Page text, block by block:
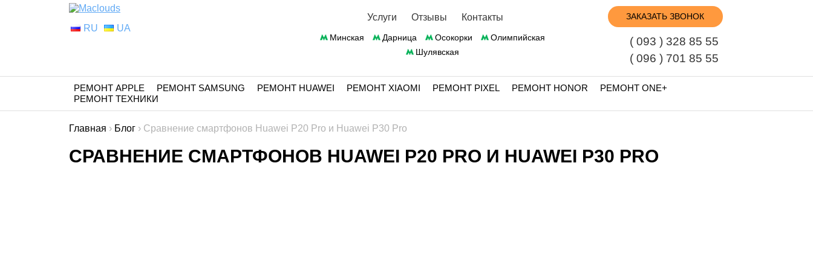
RU UA
Услуги Отзывы Контакты
Минская Дарница Осокорки
Олимпийская
Шулявская
ЗАКАЗАТЬ ЗВОНОК
( 093 ) 328 85 55
( 096 ) 701 85 55
РЕМОНТ APPLE РЕМОНТ SAMSUNG РЕМОНТ HUAWEI РЕМОНТ XIAOMI РЕМОНТ PIXEL РЕМОНТ HONOR
РЕМОНТ ONE+
РЕМОНТ ТЕХНИКИ
Главная › Блог › Сравнение смартфонов Huawei P20 Pro и Huawei P30 Pro
СРАВНЕНИЕ СМАРТФОНОВ HUAWEI P20 PRO И HUAWEI P30 PRO